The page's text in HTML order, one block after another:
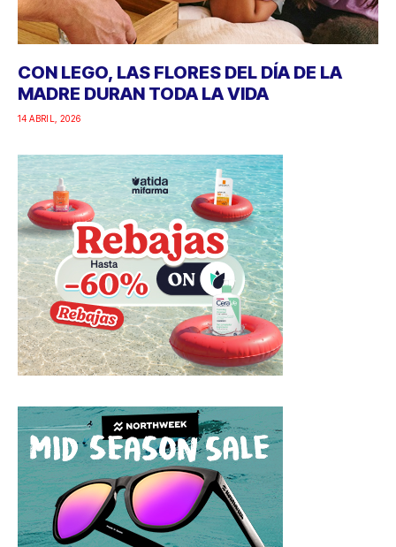
CON LEGO, LAS FLORES DEL DÍA DE LA
MADRE DURAN TODA LA VIDA
14 ABRIL, 2026